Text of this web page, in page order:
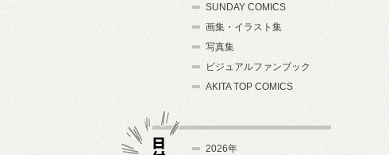
SUNDAY COMICS
画集・イラスト集
写真集
ビジュアルファンブック
AKITA TOP COMICS
2026年